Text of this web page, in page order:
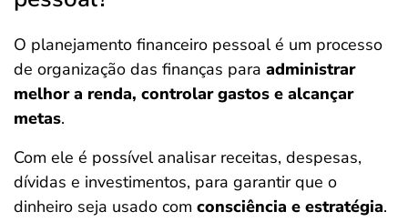
O planejamento financeiro pessoal é um processo
de organização das finanças para administrar
melhor a renda, controlar gastos e alcançar
metas.
Com ele é possível analisar receitas, despesas,
dívidas e investimentos, para garantir que o
dinheiro seja usado com consciência e estratégia.